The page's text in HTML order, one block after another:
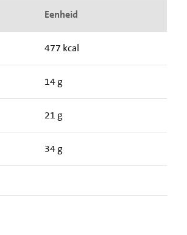
Eenheid
477 kcal
14 g
21 g
34 g